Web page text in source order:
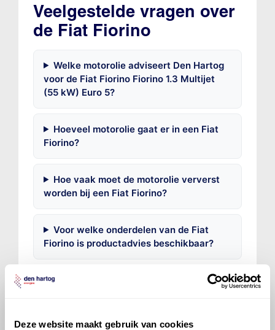
Deze website maakt gebruik van cookies
Veelgestelde vragen over
de Fiat Fiorino
Welke motorolie adviseert Den Hartog
voor de Fiat Fiorino Fiorino 1.3 Multijet
(55 kW) Euro 5?
Hoeveel motorolie gaat er in een Fiat
Fiorino?
Hoe vaak moet de motorolie ververst
worden bij een Fiat Fiorino?
Voor welke onderdelen van de Fiat
Fiorino is productadvies beschikbaar?